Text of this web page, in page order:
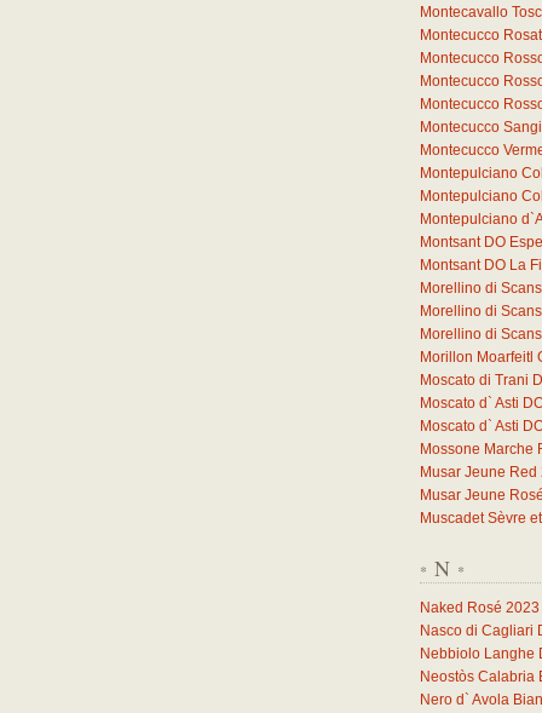
Montecavallo
Montecucco
Montecucco
Montecucco
Montecucco
Montecucco
Montecucco
Montepulciano
Montepulciano
Montepulciano
Montsant DO
Montsant DO La
Morellino di
Morellino di
Morellino di
Morillon Moarfeitl
Moscato di Trani
Moscato d` Asti
Moscato d` Asti
Mossone Marche
Musar Jeune Red
Musar Jeune
Muscadet Sèvre
* N *
Naked Rosé 2023
Nasco di Cagliari
Nebbiolo Langhe
Neostòs Calabria
Nero d` Avola